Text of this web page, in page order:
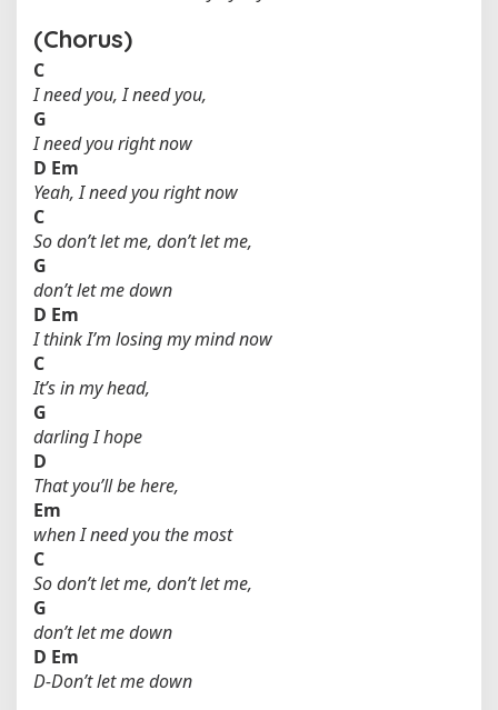
(Chorus)
C
I need you, I need you,
G
I need you right now
D Em
Yeah, I need you right now
C
So don’t let me, don’t let me,
G
don’t let me down
D Em
I think I’m losing my mind now
C
It’s in my head,
G
darling I hope
D
That you’ll be here,
Em
when I need you the most
C
So don’t let me, don’t let me,
G
don’t let me down
D Em
D-Don’t let me down